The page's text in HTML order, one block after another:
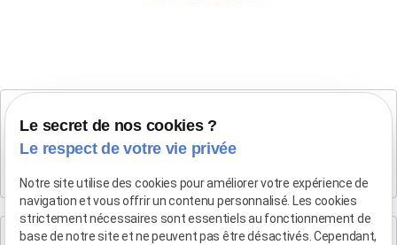
Maître Patrice HUMBERT
282 Boulevard Foch
13300 SALON-DE-PROVENCE
Cabinet d'Aix-en-Provence
Le secret de nos cookies ?
Le respect de votre vie privée
Notre site utilise des cookies pour améliorer votre expérience de
navigation et vous offrir un contenu personnalisé. Les cookies
strictement nécessaires sont essentiels au fonctionnement de
base de notre site et ne peuvent pas être désactivés. Cependant,